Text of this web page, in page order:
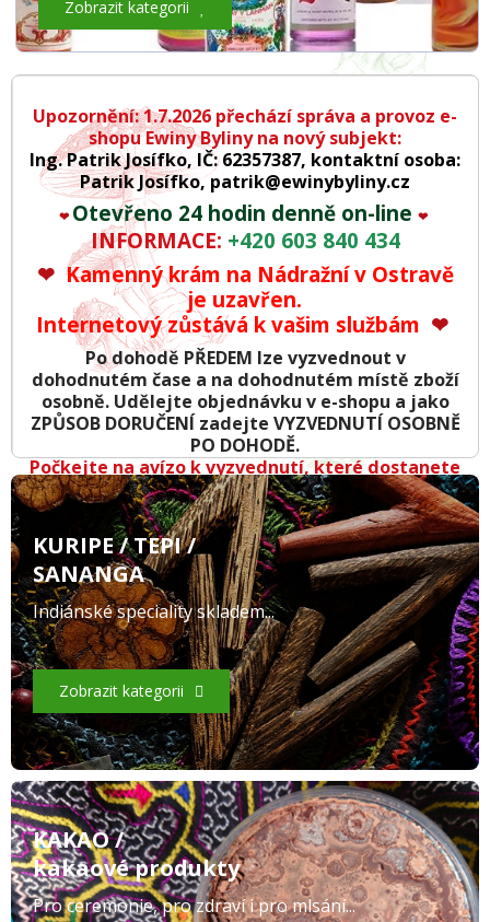
Zobrazit kategorii
Upozornění:1.7.2026 přechází správa a provoz e-
shopu Ewiny Byliny na nový subjekt:
Ing. Patrik Josífko, IČ: 62357387, kontaktní osoba:
Patrik Josífko, patrik@ewinybyliny.cz
❤ Otevřeno 24 hodin denně on-line ❤
INFORMACE: +420 603 840 434
❤ Kamenný krám na Nádražní v Ostravě
je uzavřen.
Internetový zůstává k vašim službám ❤
Po dohodě PŘEDEM lze vyzvednout v
dohodnutém čase a na dohodnutém místě zboží
osobně. Udělejte objednávku v e-shopu a jako
ZPŮSOB DORUČENÍ zadejte VYZVEDNUTÍ OSOBNĚ
PO DOHODĚ.
Počkejte na avízo k vyzvednutí, které dostanete
mailem, nebo telefonicky
Mějte s sebouhotovost, pokud jste neplatili
bankovním převodem
KURIPE / TEPI /
SANANGA
Indiánské speciality skladem...
Zobrazit kategorii
KAKAO /
kakaové produkty
Pro ceremonie, pro zdraví i pro mlsání...